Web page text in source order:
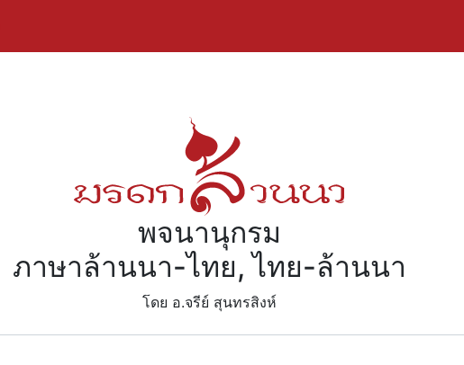
พจนานุกรม
ภาษาล้านนา-ไทย, ไทย-ล้านนา
โดย อ.จรีย์​ สุนทรสิงห์